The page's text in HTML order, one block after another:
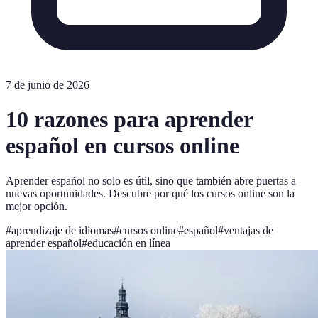
7 de junio de 2026
10 razones para aprender
español en cursos online
Aprender español no solo es útil, sino que también abre puertas a
nuevas oportunidades. Descubre por qué los cursos online son la
mejor opción.
#aprendizaje de idiomas#cursos online#español#ventajas de
aprender español#educación en línea